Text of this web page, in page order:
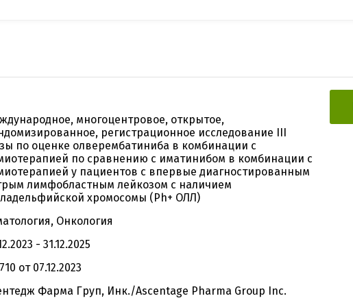
многоцентровое, открытое,
регистрационное исследование III
по оценке олверембатиниба в комбинации с
по сравнению с иматинибом в комбинации с
у пациентов с впервые диагностированным
лимфобластным лейкозом с наличием
хромосомы (Ph+ ОЛЛ)
Онкология
- 31.12.2025
от 07.12.2023
Фарма Груп, Инк./Ascentage Pharma Group Inc.